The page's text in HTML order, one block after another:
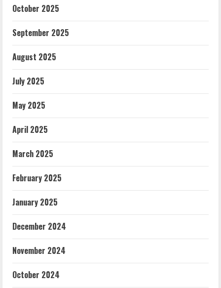
October 2025
September 2025
August 2025
July 2025
May 2025
April 2025
March 2025
February 2025
January 2025
December 2024
November 2024
October 2024